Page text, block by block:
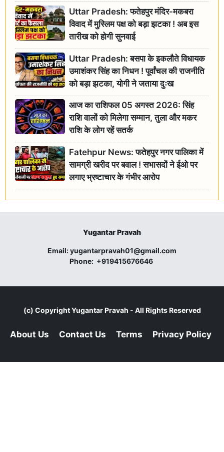
Uttar Pradesh: फतेहपुर मंदिर-मकबरा
विवाद में मुस्लिम पक्ष को बड़ा झटका ! अब इस
तारीख को होगी सुनवाई
Uttar Pradesh: बसपा के इकलौते विधायक
उमाशंकर सिंह का निधन ! पूर्वांचल की राजनीति
को बड़ा झटका, योगी ने जताया दुःख
आज का राशिफल 05 अगस्त 2026: सिंह
राशि वालों को मिलेगा सम्मान, तुला और मकर
राशि के लोग रहें सतर्क
Fatehpur News: फतेहपुर नगर पालिका में
सामग्री खरीद पर बवाल ! सभासदों ने ईओ पर
लगाए भ्रष्टाचार के गंभीर आरोप
Yugantar Pravah
Email:yugantarpravah01@gmail.com
Phone: +919415676646
(c) CopyrightYugantar Pravah - All Rights Reserved
About Us Contact Us Terms Privacy Policy